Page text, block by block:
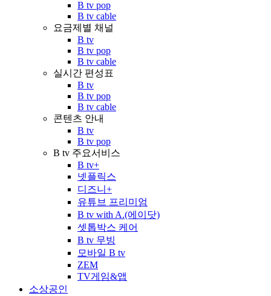
B tv pop
B tv cable
요금제별 채널
B tv
B tv pop
B tv cable
실시간 편성표
B tv
B tv pop
B tv cable
콘텐츠 안내
B tv
B tv pop
B tv 주요서비스
B tv+
넷플릭스
디즈니+
유튜브 프리미엄
B tv with A.(에이닷)
셋톱박스 케어
B tv 무빙
모바일 B tv
ZEM
TV게임&앱
소상공인